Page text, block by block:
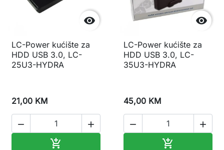

LC-Power kućište za
HDD USB 3.0, LC-
25U3-HYDRA
21,00 KM
 


LC-Power kućište za
HDD USB 3.0, LC-
35U3-HYDRA
45,00 KM
 
